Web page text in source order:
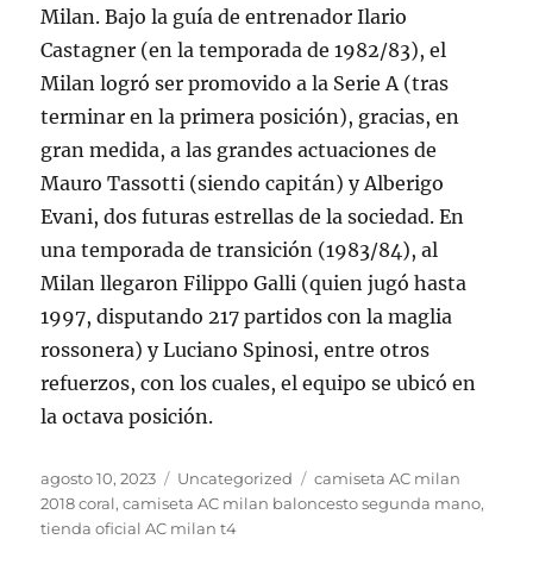
Milan. Bajo la guía de entrenador Ilario
Castagner (en la temporada de 1982/83), el
Milan logró ser promovido a la Serie A (tras
terminar en la primera posición), gracias, en
gran medida, a las grandes actuaciones de
Mauro Tassotti (siendo capitán) y Alberigo
Evani, dos futuras estrellas de la sociedad. En
una temporada de transición (1983/84), al
Milan llegaron Filippo Galli (quien jugó hasta
1997, disputando 217 partidos con la maglia
rossonera) y Luciano Spinosi, entre otros
refuerzos, con los cuales, el equipo se ubicó en
la octava posición.
Publicado
el
agosto 10, 2023 Categorías
Uncategorized Etiquetas
camiseta AC milan
2018 coral,camiseta AC milan baloncesto segunda mano,
tienda oficial AC milan t4